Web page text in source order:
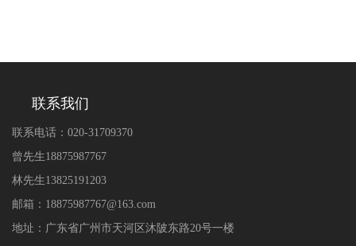
联系我们
联系电话：020-31709370
曾先生18875987767
林先生13825191203
邮箱：18875987767@163.com
地址：广东省广州市天河区沐陂东路20号一楼